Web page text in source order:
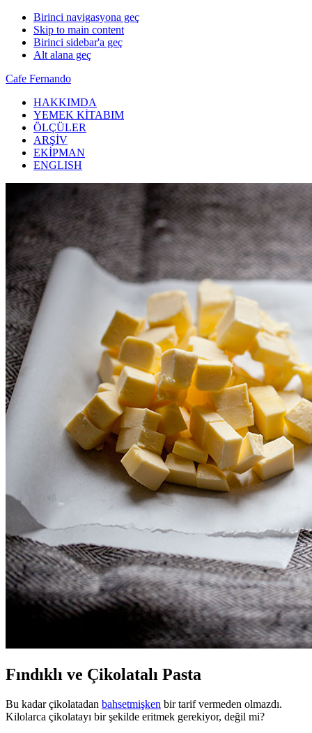
Birinci navigasyona geç
Skip to main content
Birinci sidebar'a geç
Alt alana geç
Cafe Fernando
HAKKIMDA
YEMEK KİTABIM
ÖLÇÜLER
ARŞİV
EKİPMAN
ENGLISH
Fındıklı ve Çikolatalı Pasta
Bu kadar çikolatadan bahsetmişken bir tarif vermeden olmazdı.
Kilolarca çikolatayı bir şekilde eritmek gerekiyor, değil mi?